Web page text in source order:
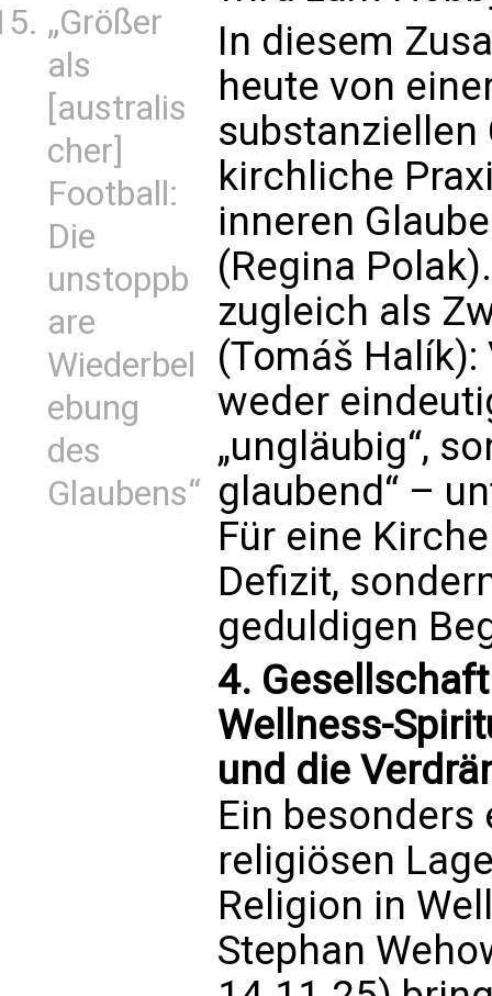
„Größer
als
[australis
cher]
Football:
Die
unstoppb
are
Wiederbel
ebung
des
Glaubens“
In diesem
heute von
substanziellen
kirchliche
inneren
(Regina
zugleich als
(Tomáš
weder
„ungläubig“,
glaubend“ –
Für eine
Defizit,
geduldigen
4.
Wellness-
und die
Ein
religiösen
Religion in
Stephan